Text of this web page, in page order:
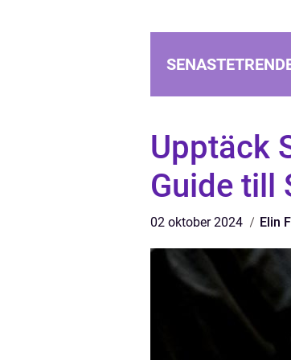
Upptäck
Guide till
02 oktober 2024 Elin